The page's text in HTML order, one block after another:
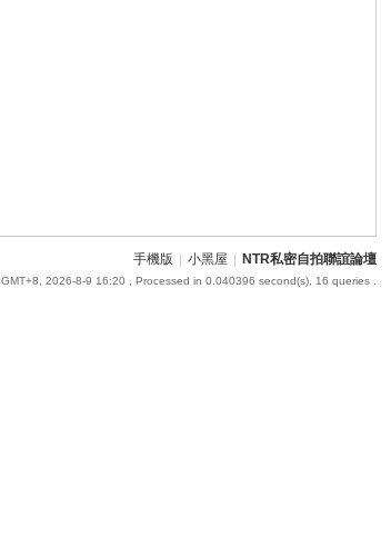
手機版 小黑屋 NTR私密自拍聯誼論壇
GMT+8, 2026-8-9 16:20 , Processed in 0.040396 second(s), 16 queries .